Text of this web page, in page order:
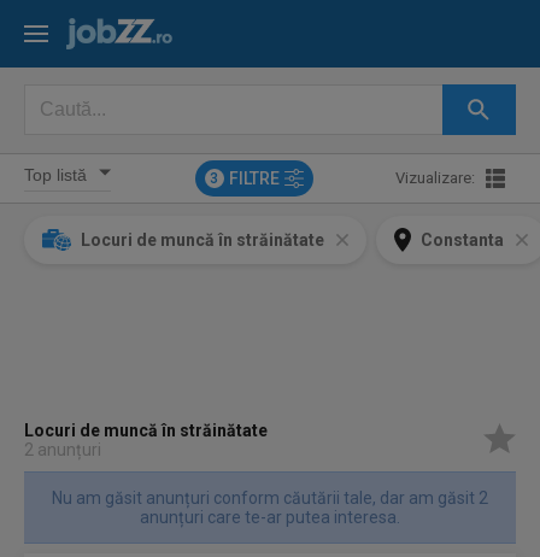
3 FILTRE Vizualizare:
Locuri de muncă în străinătate Constanta
Locuri de muncă în străinătate
2 anunțuri
Nu am găsit anunțuri conform căutării tale, dar am găsit 2
anunțuri care te-ar putea interesa.